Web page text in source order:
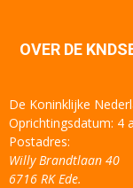
OVER DE
De Koninklijke
Oprichtingsdatum: 4
Postadres:
Willy Brandtlaan 40
6716 RK Ede.